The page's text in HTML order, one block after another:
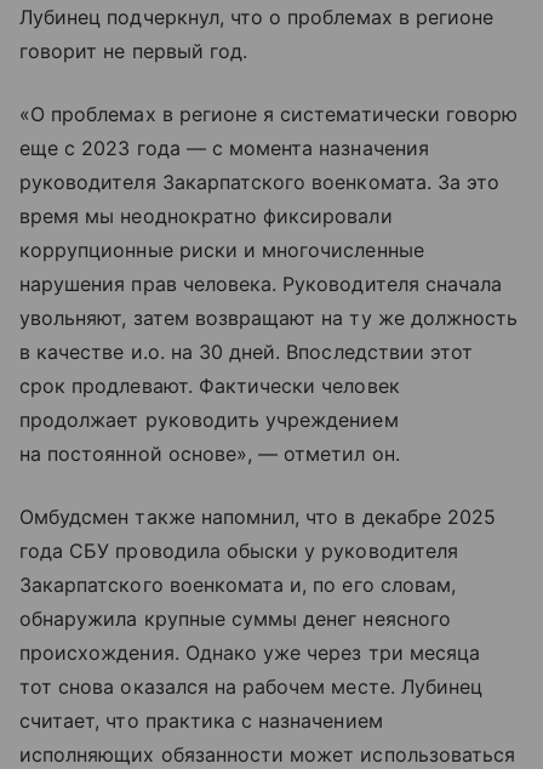
Лубинец подчеркнул, что о проблемах в регионе
говорит не первый год.
«О проблемах в регионе я систематически говорю
еще с 2023 года — с момента назначения
руководителя Закарпатского военкомата. За это
время мы неоднократно фиксировали
коррупционные риски и многочисленные
нарушения прав человека. Руководителя сначала
увольняют, затем возвращают на ту же должность
в качестве и.о. на 30 дней. Впоследствии этот
срок продлевают. Фактически человек
продолжает руководить учреждением
на постоянной основе», — отметил он.
Омбудсмен также напомнил, что в декабре 2025
года СБУ проводила обыски у руководителя
Закарпатского военкомата и, по его словам,
обнаружила крупные суммы денег неясного
происхождения. Однако уже через три месяца
тот снова оказался на рабочем месте. Лубинец
считает, что практика с назначением
исполняющих обязанности может использоваться